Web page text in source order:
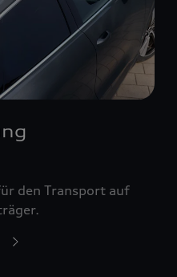
den Transport auf